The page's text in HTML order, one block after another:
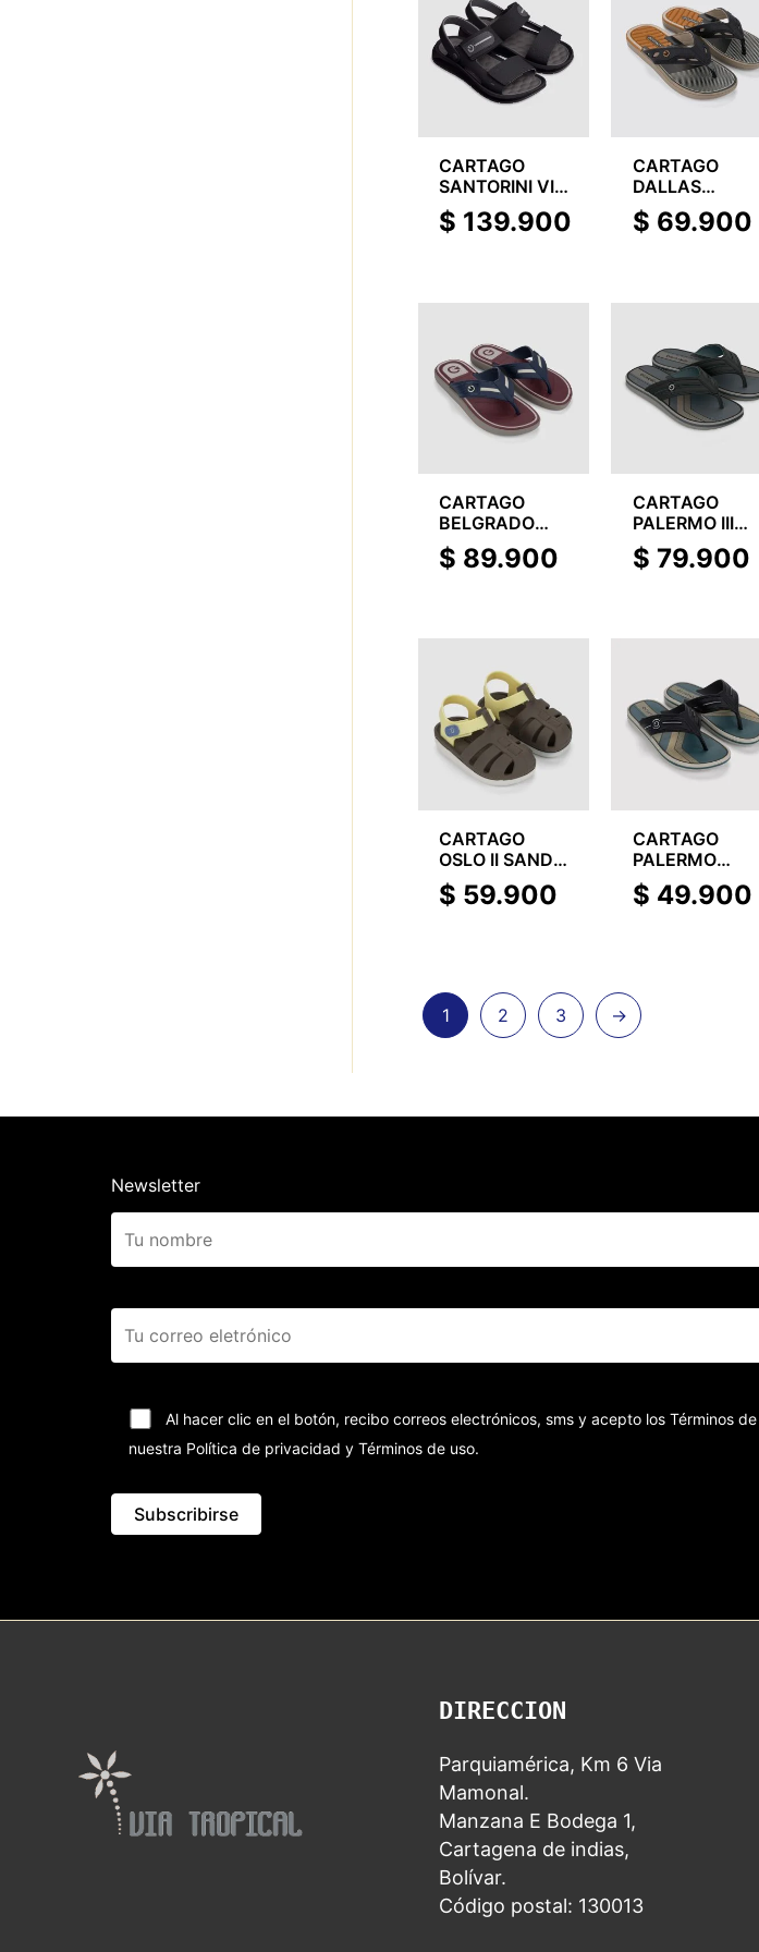
CARTAGO
SANTORINI VIII
SAND
$ 139.900
CARTAGO
DALLAS
THONG AD
$ 69.900
CARTAGO
BELGRADO
THONG
$ 89.900
CARTAGO
PALERMO III
THONG
$ 79.900
CARTAGO
OSLO II SAND
BABY
$ 59.900
CARTAGO
PALERMO
THONG KIDS
$ 49.900
1 2 3 →
Newsletter
Al hacer clic en el botón, recibo correos electrónicos, sms y acepto los Términos
nuestra Política de privacidad y Términos de uso.
DIRECCION
Parquiamérica, Km 6 Via
Mamonal.
Manzana E Bodega 1,
Cartagena de indias,
Bolívar.
Código postal: 130013